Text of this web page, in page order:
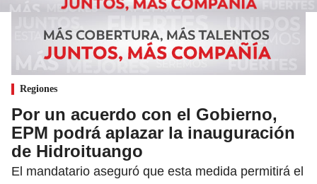
Regiones
Por un acuerdo con el Gobierno,
EPM podrá aplazar la inauguración
de Hidroituango
El mandatario aseguró que esta medida permitirá el